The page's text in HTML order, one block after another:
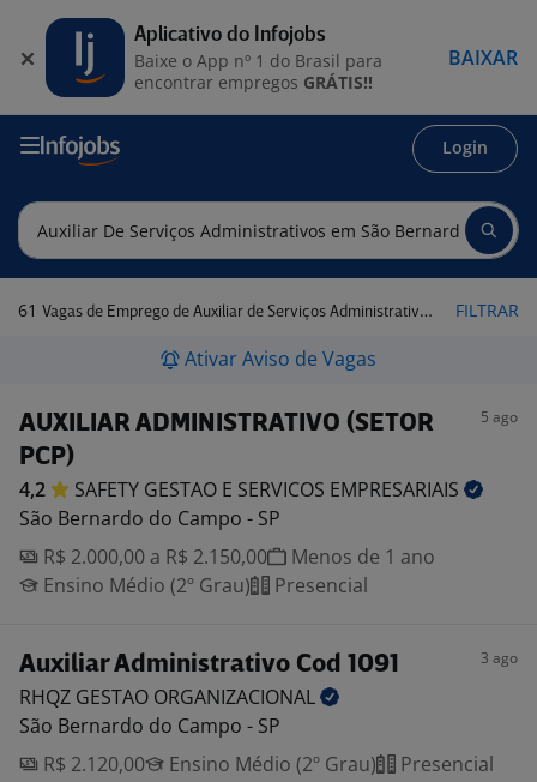
Login
61 Vagas de Emprego de Auxiliar de Serviços Administrativos em São Bernardo do Campo - SP FILTRAR
Ativar Aviso de Vagas
AUXILIAR ADMINISTRATIVO (SETOR
PCP)
5 ago
4,2 SAFETY GESTAO E SERVICOS EMPRESARIAIS
São Bernardo do Campo - SP
R$ 2.000,00 a R$ 2.150,00
Menos de 1 ano
Ensino Médio (2º Grau)
Presencial
Auxiliar Administrativo Cod 1091 3 ago
RHQZ GESTAO ORGANIZACIONAL
São Bernardo do Campo - SP
R$ 2.120,00
Ensino Médio (2º Grau)
Presencial
Aplicativo do Infojobs
Baixe o App nº 1 do Brasil para
encontrar empregos GRÁTIS!!
BAIXAR